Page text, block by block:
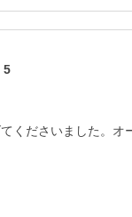
5
くださいました。オ